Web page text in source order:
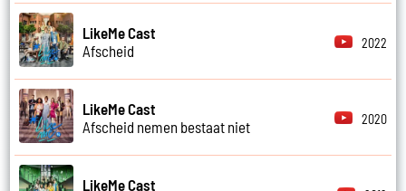
LikeMe Cast
Afscheid
2022
LikeMe Cast
Afscheid nemen bestaat niet
2020
LikeMe Cast